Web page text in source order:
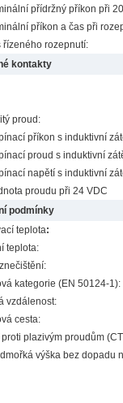
přídržný příkon při
příkon a čas při
rozepnutí:
kontakty
proud:
příkon s induktivní
proud s induktivní
napětí s induktivní
proudu při 24 VDC
podmínky
teplota:
teplota:
kategorie (EN 50124-1):
vzdálenost:
cesta:
plazivým proudům
výška bez dopadu